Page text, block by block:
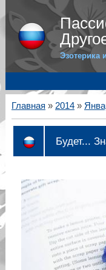
Эзотерика
Главная » 2014 »
Будет...